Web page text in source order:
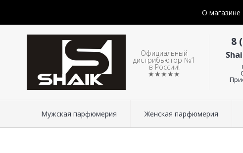
О магазине
Официальный
дистрибьютор №1
в России!
★★★★★
8
Мужская парфюмерия Женская парфюмерия